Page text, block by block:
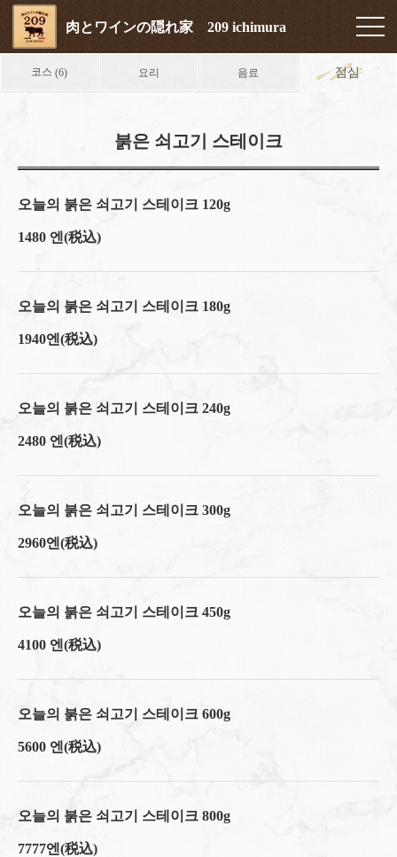
肉とワインの隠れ家 209 ichimura
코스(6) 요리 음료 점심
붉은 쇠고기 스테이크
오늘의 붉은 쇠고기 스테이크 120g
1480 엔 (税込)
오늘의 붉은 쇠고기 스테이크 180g
1940엔 (税込)
오늘의 붉은 쇠고기 스테이크 240g
2480 엔 (税込)
오늘의 붉은 쇠고기 스테이크 300g
2960엔 (税込)
오늘의 붉은 쇠고기 스테이크 450g
4100 엔 (税込)
오늘의 붉은 쇠고기 스테이크 600g
5600 엔 (税込)
오늘의 붉은 쇠고기 스테이크 800g
7777엔 (税込)